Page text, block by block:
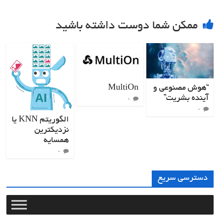
ممکن شما دوست داشته باشید
“هوش مصنوعی و
آینده بشریت”
۰
MultiOn
۰
الگوریتم KNN یا
نزدیکترین
همسایه
۰
دسترسی سریع